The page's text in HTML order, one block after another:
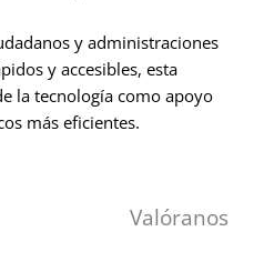
y administraciones
y accesibles, esta
la tecnología como apoyo
más eficientes.
Valóranos